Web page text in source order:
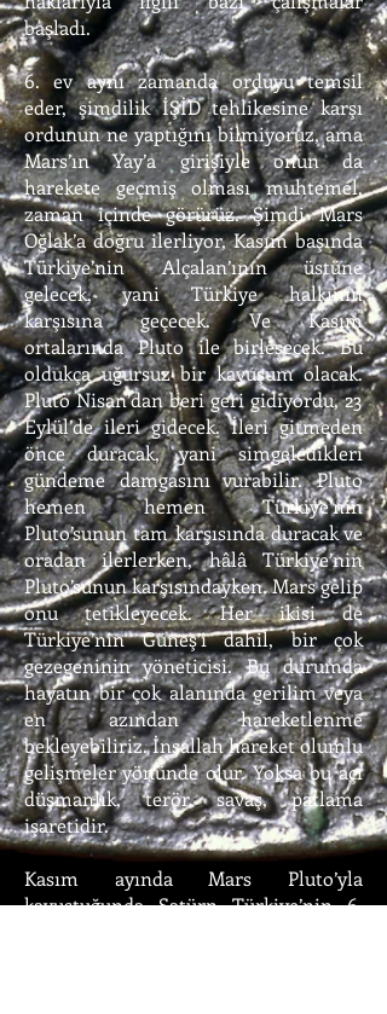
başladı.
6. ev aynı zamanda orduyu temsil
eder, şimdilik İŞİD tehlikesine karşı
ordunun ne yaptığını bilmiyoruz, ama
Mars’ın Yay’a girişiyle onun da
harekete geçmiş olması muhtemel,
zaman içinde görürüz. Şimdi Mars
Oğlak’a doğru ilerliyor, Kasım başında
Türkiye’nin Alçalan’ının üstüne
gelecek, yani Türkiye halkının
karşısına geçecek. Ve Kasım
ortalarında Pluto ile birleşecek. Bu
oldukça uğursuz bir kavuşum olacak.
Pluto Nisan’dan beri geri gidiyordu, 23
Eylül’de ileri gidecek. İleri gitmeden
önce duracak, yani simgeledikleri
gündeme damgasını vurabilir. Pluto
hemen hemen Türkiye’nin
Pluto’sunun tam karşısında duracak ve
oradan ilerlerken, hâlâ Türkiye’nin
Pluto’sunun karşısındayken, Mars gelip
onu tetikleyecek. Her ikisi de
Türkiye’nin Güneş’i dahil, bir çok
gezegeninin yöneticisi. Bu durumda
hayatın bir çok alanında gerilim veya
en azından hareketlenme
bekleyebiliriz. İnşallah hareket olumlu
gelişmeler yönünde olur. Yoksa bu açı
düşmanlık, terör, savaş, patlama
işaretidir.
Kasım ayında Mars Pluto’yla
kavuştuğunda Satürn Türkiye’nin 6.